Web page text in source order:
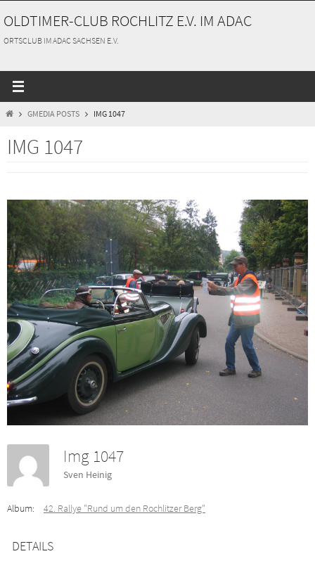
Inhalt
springen
OLDTIMER-CLUB ROCHLITZ E.V. IM ADAC
ORTSCLUB IM ADAC SACHSEN E.V.
STARTGMEDIA POSTS IMG 1047
IMG 1047
Img 1047
Sven Heinig
Album: 42. Rallye "Rund um den Rochlitzer Berg"
DETAILS